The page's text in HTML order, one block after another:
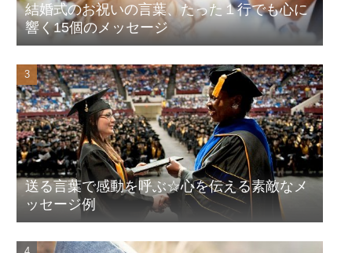
結婚式のお祝いの言葉、たった１行でも心に
響く15個のメッセージ
送る言葉で感動を呼ぶ☆心を伝える素敵なメ
ッセージ例